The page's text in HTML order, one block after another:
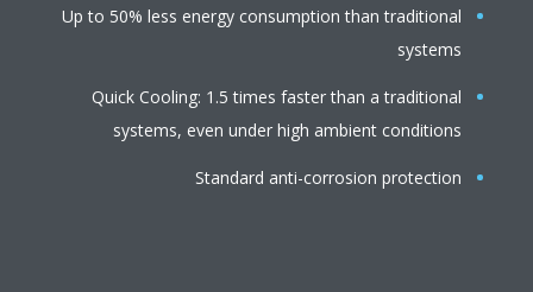
Up to 50% less energy consumption than traditional
systems
Quick Cooling: 1.5 times faster than a traditional
systems, even under high ambient conditions
Standard anti-corrosion protection